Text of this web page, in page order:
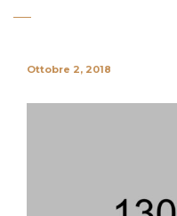
Ottobre 2, 2018